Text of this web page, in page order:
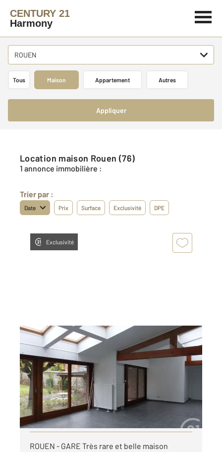
CENTURY 21
Harmony
ROUEN
Tous Maison Appartement Autres
Appliquer
Location maison Rouen (76)
1 annonce immobilière :
Trier par :
Date Prix Surface Exclusivité DPE
Exclusivité
ROUEN 76
197,80 m , 8 pièces
Ref : 34368
Maison à louer
2 724 €
par mois charges comprises
Visiter le site dédié
ROUEN - GARE Très rare et belle maison